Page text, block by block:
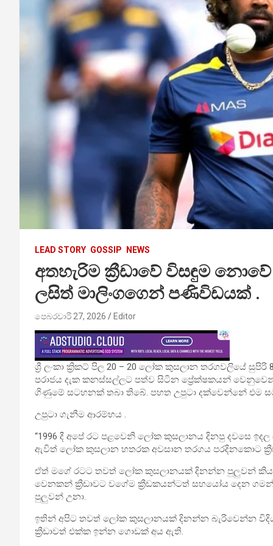
LEAD STORY GOSSIP NEWS
අතහැරිම ක්‍රීඩාවේ විසඳුම නොවේ
ලසිත් මාලිංගගෙන් පණිවිඩයක් .
පෙබරවාරි 27, 2026 Editor
ශ්‍රී ලංකා ක්‍රිකට් පිල 20 – 20 ලෝක කුසලාන තරගවලියේ
පරාජය දැක කනස්සල්ලට පත්ව සිටින ප්‍රේක්ෂකයන් වෙනුවෙන්
ගිණුමේ සටහනක් තබා තිබේ. පහත උපුටා දක්වෙන්නේ එම
උපුටා ගැනීම ආරම්භය .
“1996 දී අපේ රට පළවෙනි ලෝක කුසලානය දිනපු දවසෙ
ඇවිත් ලෝක කුසලාන හතරක අවසාන තරගය පරදිනකොට
ඒත් මගේ රටට තවත් ලෝක කුසලානයක් දිනන්න පුලුවන්
වෙනකන් ක්‍රීඩාවට වගේම ක්‍රීඩකයන්ටත් සහයෝය දෙන
පුලුවන් උනා.
ඉතින් අපිට තවත් ලෝක කුසලානයක් දිනන්න බැරිවෙන්න
ක්‍රීඩාවත් එක්ක ඉන්න ගොඩක් අය ඇති.